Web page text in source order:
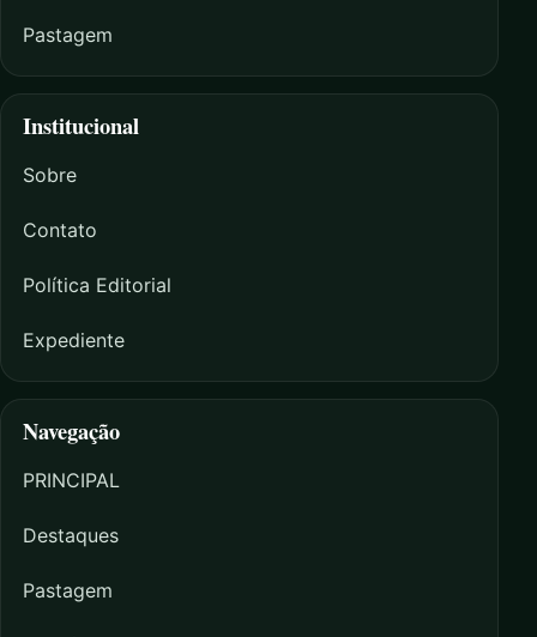
Pastagem
Institucional
Sobre
Contato
Política Editorial
Expediente
Navegação
PRINCIPAL
Destaques
Pastagem